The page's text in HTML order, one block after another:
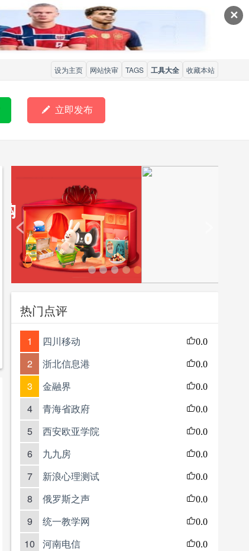
✕
设为主页 网站快审 TAGS 工具大全 收藏本站
 立即发布
<
热门点评
1 四川移动 0.0
2 浙北信息港 0.0
3 金融界 0.0
4 青海省政府 0.0
5 西安欧亚学院 0.0
6 九九房 0.0
7 新浪心理测试 0.0
8 俄罗斯之声 0.0
9 统一教学网 0.0
10 河南电信 0.0